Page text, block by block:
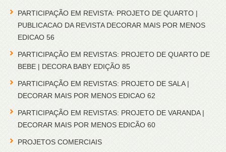
PARTICIPAÇÃO EM REVISTA: PROJETO DE QUARTO |
PUBLICACAO DA REVISTA DECORAR MAIS POR MENOS
EDICAO 56
PARTICIPAÇÃO EM REVISTAS: PROJETO DE QUARTO DE
BEBE | DECORA BABY EDIÇÃO 85
PARTICIPAÇÃO EM REVISTAS: PROJETO DE SALA |
DECORAR MAIS POR MENOS EDICAO 62
PARTICIPAÇÃO EM REVISTAS: PROJETO DE VARANDA |
DECORAR MAIS POR MENOS EDICÃO 60
PROJETOS COMERCIAIS